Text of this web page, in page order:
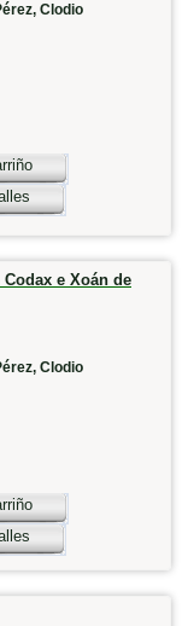
Clodio
e Xoán de
Clodio